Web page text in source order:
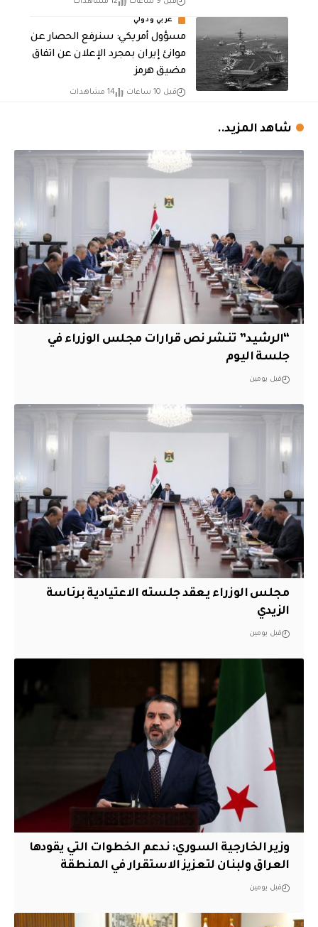
عربي ودولي
مسؤول أمريكي: سنرفع الحصار عن
موانئ إيران بمجرد الإعلان عن اتفاق
مضيق هرمز
قبل 10 ساعات 14 مشاهدات
شاهد المزيد..
“الرشيد” تنشر نص قرارات مجلس الوزراء في
جلسة اليوم
قبل يومين
مجلس الوزراء يعقد جلسته الاعتيادية برئاسة
الزيدي
قبل يومين
وزير الخارجية السوري: ندعم الخطوات التي يقودها
العراق ولبنان لتعزيز الاستقرار في المنطقة
قبل يومين